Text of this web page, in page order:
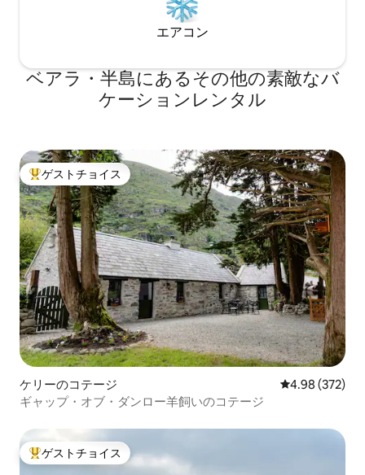
エアコン
ベアラ・半島にあるその他の素敵なバ
ケーションレンタル
大好評のゲストチョイスです。
ゲストチョイス
ケリーのコテージ レビュー372
4.98 (372)
ギャップ・オブ・ダンロー羊飼いのコテージ
大好評のゲストチョイスです。
ゲストチョイス